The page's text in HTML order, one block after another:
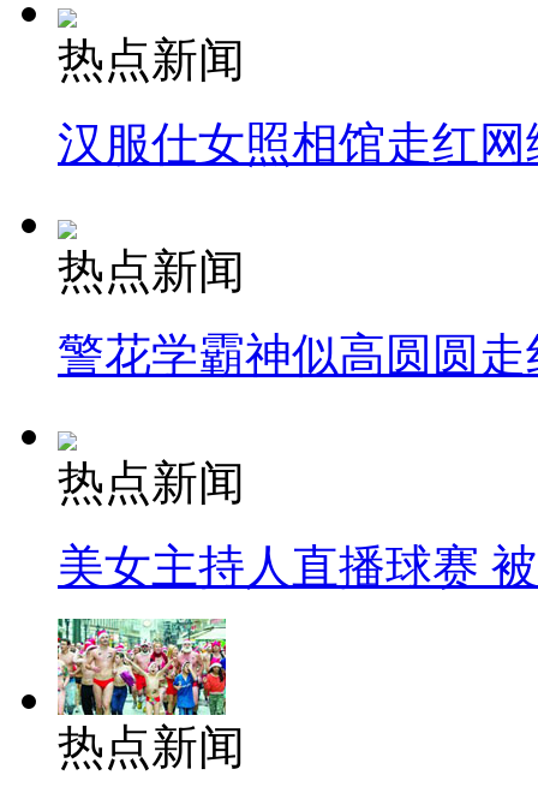
热点新闻
汉服仕女照相馆走红网
热点新闻
警花学霸神似高圆圆走
热点新闻
美女主持人直播球赛
热点新闻